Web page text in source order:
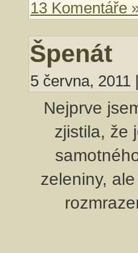
13 Komentáře
Špenát
5 června,
Nejprve
zjistila, že
zeleniny,